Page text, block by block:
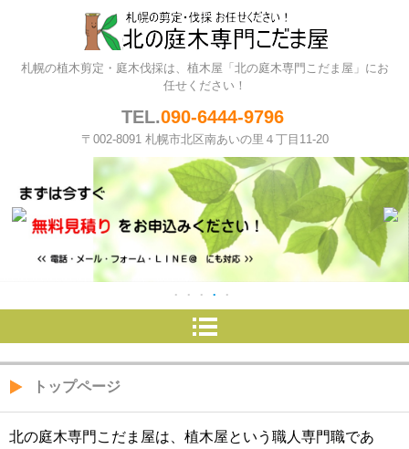
北の庭木専門こだま屋（札幌の
札幌の植木剪定・庭木伐採は、植木屋「北の庭木専門こだま屋」にお
任せください！
TEL.090-6444-9796
〒002-8091 札幌市北区南あいの里４丁目11-20
トップページ
北の庭木専門こだま屋は、植木屋という職人専門職であ